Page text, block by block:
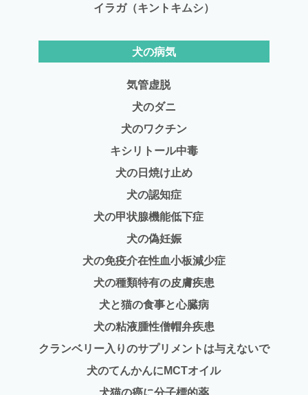
イラガ（キントキムシ）
犬の病気
気管虚脱
犬のダニ
犬のワクチン
キシリトール中毒
犬の日焼け止め
犬の認知症
犬の甲状腺機能低下症
犬の偽妊娠
犬の免疫介在性血小板減少症
犬の種類特有の皮膚疾患
犬と猫の食事と心臓病
犬の粘液腫性僧帽弁疾患
クランベリー入りのサプリメントは与えないで
犬のてんかんにMCTオイル
犬猫の癌に分子標的薬